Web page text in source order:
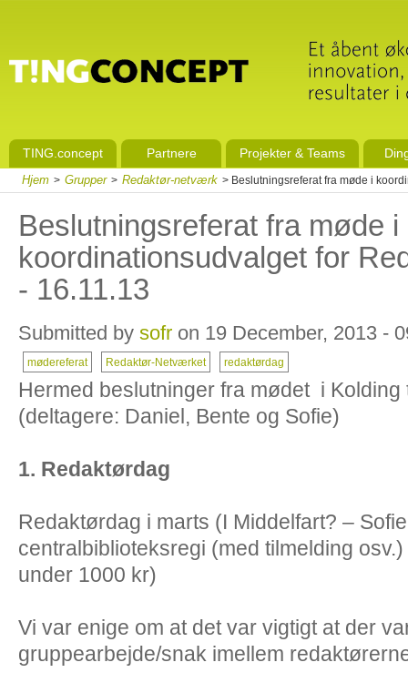
TING.concept Partnere Projekter & Teams
Hjem > Grupper > Redaktør-netværk > Beslutningsreferat fra møde i
Beslutningsreferat fra møde i
koordinationsudvalget for
- 16.11.13
Submitted by sofr on 19 December, 2013 -
mødereferat Redaktør-Netværket redaktørdag
Hermed beslutninger fra mødet i Kolding
(deltagere: Daniel, Bente og Sofie)
1. Redaktørdag
Redaktørdag i marts (I Middelfart? –
centralbiblioteksregi (med tilmelding
under 1000 kr)
Vi var enige om at det var vigtigt at der
gruppearbejde/snak imellem